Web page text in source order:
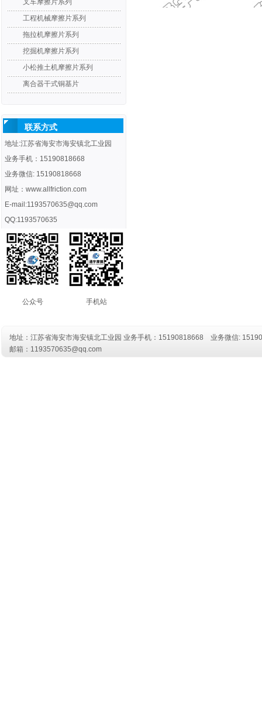
叉车摩擦片系列
工程机械摩擦片系列
拖拉机摩擦片系列
挖掘机摩擦片系列
小松推土机摩擦片系列
离合器干式铜基片
联系方式
地址:江苏省海安市海安镇北工业园
业务手机：15190818668
业务微信: 15190818668
网址：www.allfriction.com
E-mail:1193570635@qq.com
QQ:1193570635
公众号 手机站
地址：江苏省海安市海安镇北工业园 业务手机：15190818668
业务微信:
邮箱：1193570635@qq.com